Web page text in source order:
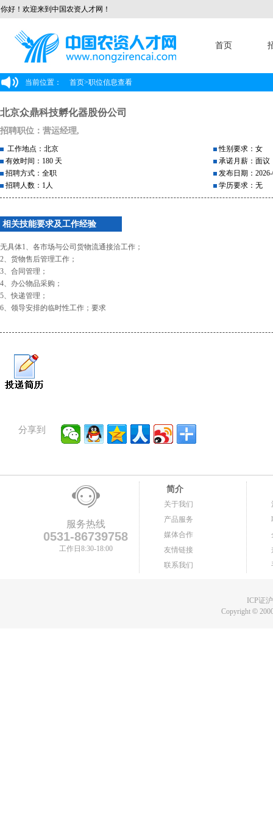
你好！欢迎来到中国农资人才网！
首页
当前位置： 首页>职位信息查看
北京众鼎科技孵化器股份公司
招聘职位：营运经理,
工作地点：北京
有效时间：180 天
招聘方式：全职
招聘人数：1人
性别要求：女
承诺月薪：面议
发布日期：
学历要求：无
相关技能要求及工作经验
无具体1、各市场与公司货物流通接洽工作；
2、货物售后管理工作；
3、合同管理；
4、办公物品采购；
5、快递管理；
6、领导安排的临时性工作；要求
分享到
服务热线
0531-86739758
工作日8:30-18:00
简介
关于我们
产品服务
媒体合作
友情链接
联系我们
ICP证
Copyright©